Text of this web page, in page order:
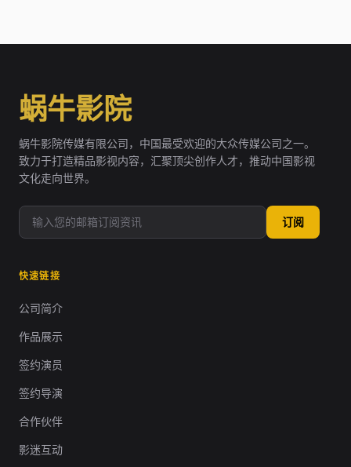
蜗牛影院
蜗牛影院传媒有限公司，中国最受欢迎的大众传媒公司之一。
致力于打造精品影视内容，汇聚顶尖创作人才，推动中国影视
文化走向世界。
订阅
快速链接
公司简介
作品展示
签约演员
签约导演
合作伙伴
影迷互动